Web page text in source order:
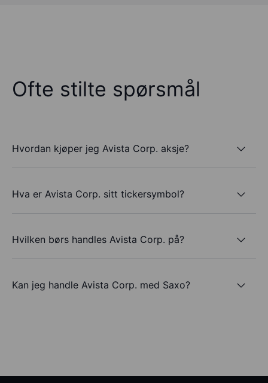
Ofte stilte spørsmål
Hvordan kjøper jeg Avista Corp. aksje?
Hva er Avista Corp. sitt tickersymbol?
Hvilken børs handles Avista Corp. på?
Kan jeg handle Avista Corp. med Saxo?